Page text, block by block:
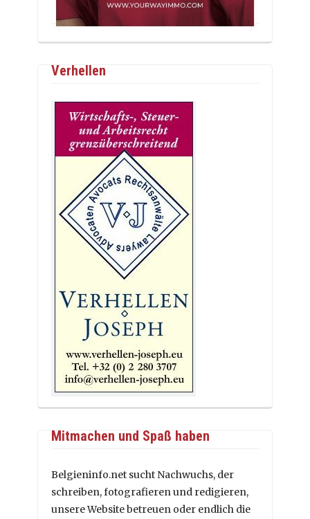
Verhellen
Mitmachen und Spaß haben
Belgieninfo.net sucht Nachwuchs, der
schreiben, fotografieren und redigieren,
unsere Website betreuen oder endlich die